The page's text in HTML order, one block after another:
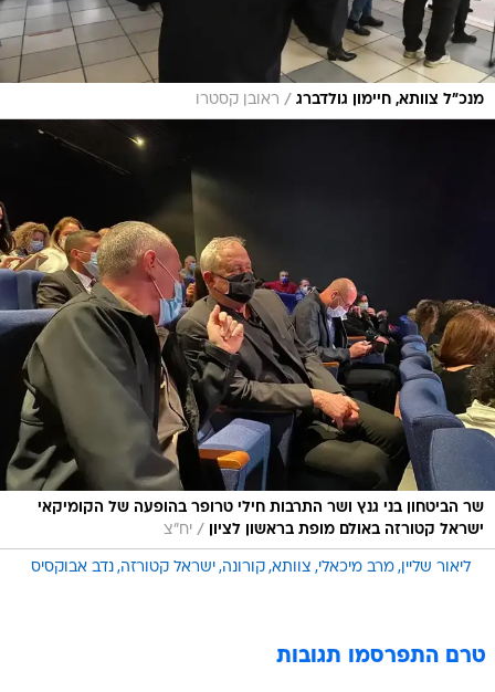
מנכ"ל צוותא, חיימון גולדברג / ראובן קסטרו
שר הביטחון בני גנץ ושר התרבות חילי טרופר בהופעה של הקומיקאי
ישראל קטורזה באולם מופת בראשון לציון
/ יח"צ
ליאור שליין מרב מיכאלי צוותא קורונה ישראל קטורזה נדב אבוקסיס
טרם התפרסמו תגובות